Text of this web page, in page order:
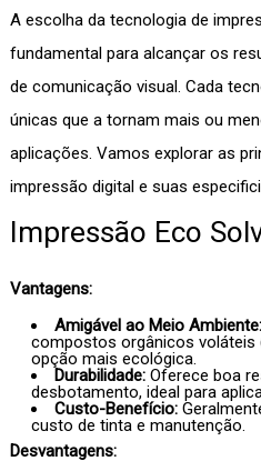
A escolha da tecnologia de
fundamental para alcançar os
de comunicação visual. Cada
únicas que a tornam mais ou
aplicações. Vamos explorar as
impressão digital e suas
Impressão Eco
Vantagens:
Amigável ao Meio Ambiente:
compostos orgânicos voláteis
opção mais ecológica.
Durabilidade: Oferece boa
desbotamento, ideal para
Custo-Benefício:
custo de tinta e manutenção.
Desvantagens: